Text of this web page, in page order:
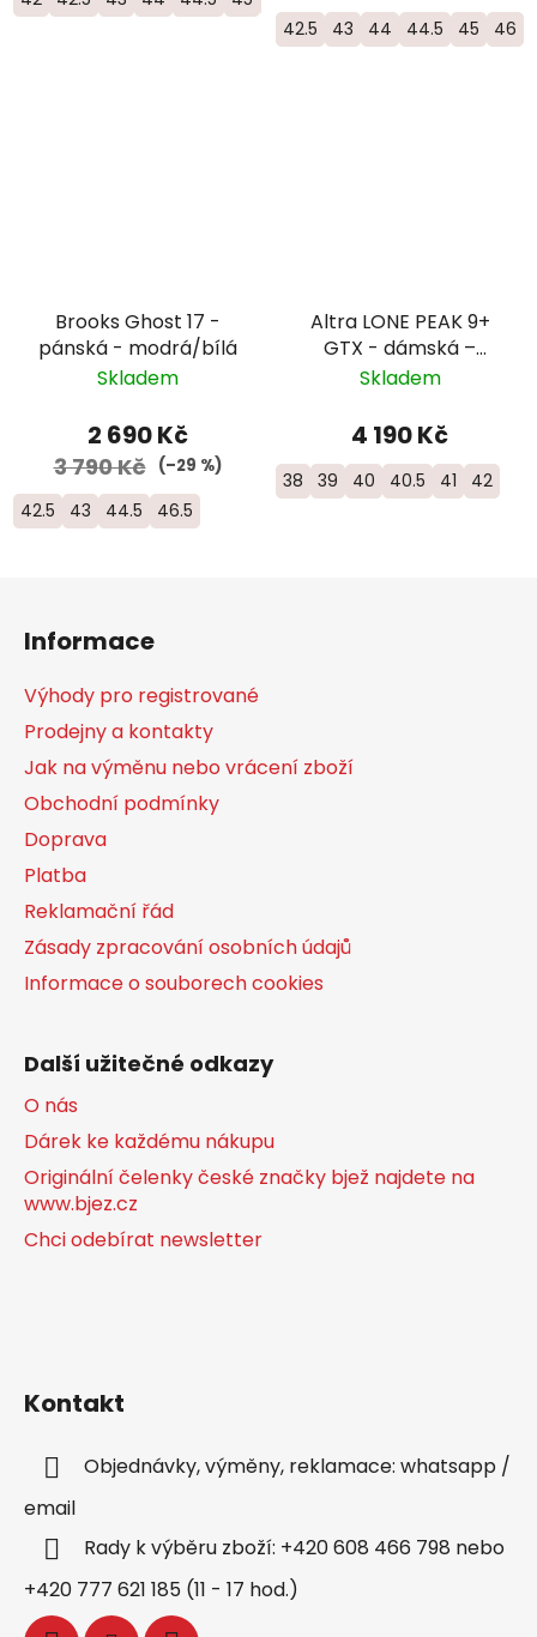
42.5 43 44 44.5 45 46
Brooks Ghost 17 -
pánská - modrá/bílá
Skladem
2 690 Kč
3 790 Kč (–29 %)
42.5 43 44.5 46.5
Altra LONE PEAK 9+
GTX - dámská –
šedomodrá
Skladem
4 190 Kč
38 39 40 40.5 41 42
Informace
Výhody pro registrované
Prodejny a kontakty
Jak na výměnu nebo vrácení zboží
Obchodní podmínky
Doprava
Platba
Reklamační řád
Zásady zpracování osobních údajů
Informace o souborech cookies
Další užitečné odkazy
O nás
Dárek ke každému nákupu
Originální čelenky české značky bjež najdete na
www.bjez.cz
Chci odebírat newsletter
Kontakt
Objednávky, výměny, reklamace: whatsapp /
email
Rady k výběru zboží: +420 608 466 798 nebo
+420 777 621 185 (11 - 17 hod.)